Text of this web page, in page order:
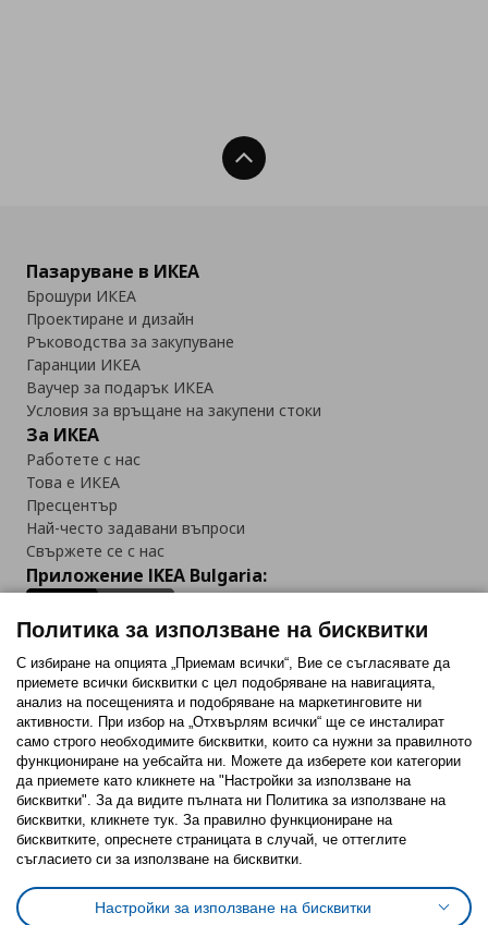
Нагоре
Пазаруване в ИКЕА
Брошури ИКЕА
Проектиране и дизайн
Ръководства за закупуване
Гаранции ИКЕА
Ваучер за подарък ИКЕА
Условия за връщане на закупени стоки
За ИКЕА
Работете с нас
Това е ИКЕА
Пресцентър
Най-често задавани въпроси
Свържете се с нас
Приложение IKEA Bulgaria:
Последвайте ни:
FacebookTwitterYoutubePinterestInstagram
Политика за използване на бисквитки (Cookies)
Избор на настройки за използване на бисквитки
Условия за ползване на ikea.bgОбща политика за личните данни
Политика за използване на бисквитки
С избиране на опцията „Приемам всички“, Вие се съгласявате да
приемете всички бисквитки с цел подобряване на навигацията,
анализ на посещенията и подобряване на маркетинговите ни
активности. При избор на „Отхвърлям всички“ ще се инсталират
само строго необходимитe бисквитки, които са нужни за правилното
функциониране на уебсайта ни. Можете да изберете кои категории
да приемете като кликнете на "Настройки за използване на
бисквитки". За да видите пълната ни Политика за използване на
бисквитки, кликнете тук. За правилно функциониране на
бисквитките, опреснете страницата в случай, че оттеглите
съгласието си за използване на бисквитки.
Настройки за използване на бисквитки